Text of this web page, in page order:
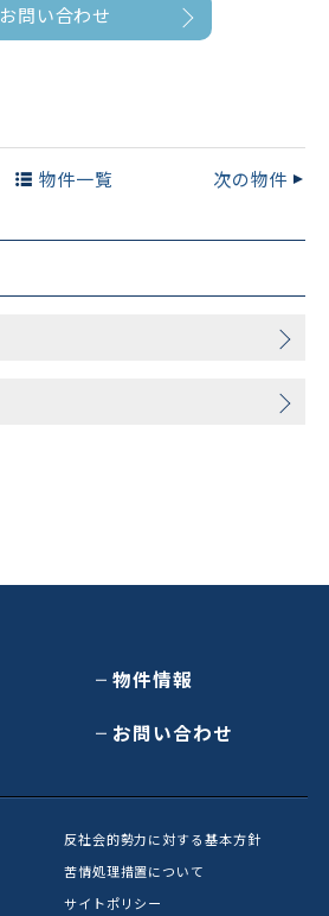
お問い合わせ
物件一覧 次の物件
物件情報
お問い合わせ
反社会的勢力に対する基本方針
苦情処理措置について
サイトポリシー